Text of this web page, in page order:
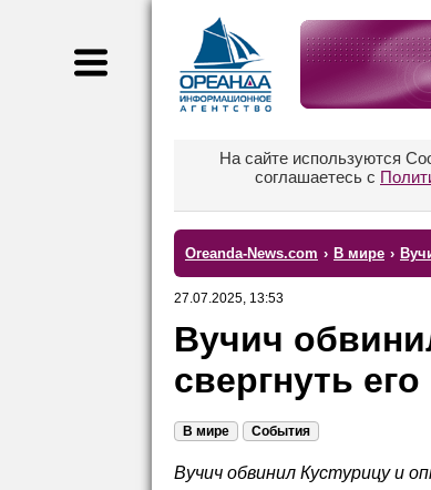
На сайте используются
соглашаетесь с
Oreanda-News.com › В мире ›
27.07.2025, 13:53
Вучич
свергнуть его
В мире События
Вучич обвинил Кустурицу и